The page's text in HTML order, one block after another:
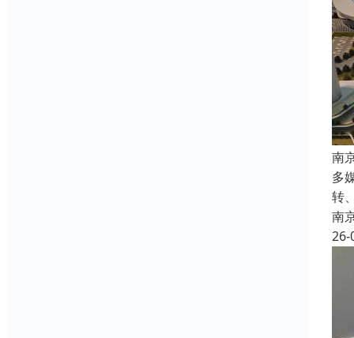
南
多
转
南
26-